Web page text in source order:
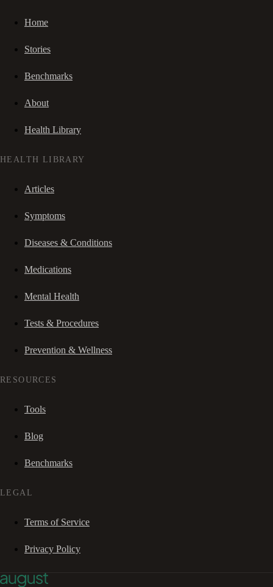
Home
Stories
Benchmarks
About
Health Library
HEALTH LIBRARY
Articles
Symptoms
Diseases & Conditions
Medications
Mental Health
Tests & Procedures
Prevention & Wellness
RESOURCES
Tools
Blog
Benchmarks
LEGAL
Terms of Service
Privacy Policy